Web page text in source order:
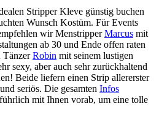
Stripper Kleve günstig buchen
Wunsch Kostüm. Für Events
wir MenstripperMarcus mit
ab 30 und Ende offen raten
TänzerRobin mit seinem lustigen
sexy, aber auch sehr zurückhaltend
Beide liefern einen Strip allererster
seriös. Die gesamten Infos
mit Ihnen vorab, um eine tolle